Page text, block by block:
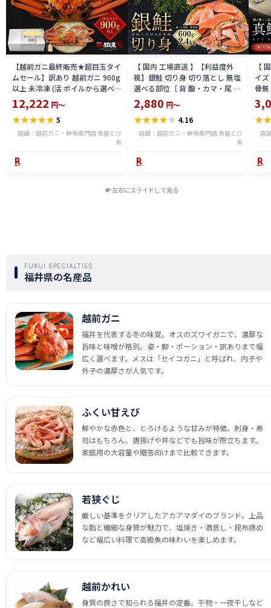
【越前ガニ最終販売★超目玉タイ
ムセール】訳あり 越前ガニ 900g
以上 未冷凍 (活 ボイルから選べ
る) 福井県産 国産 産地直送 脚折
れ 訳ありカニ 越前がに ズワイガ
ニ 越前 かに 送料無料 etz-900w
12,222 円～
★★★★★5
店舗：越前ガニ・鮮魚専門店 魚屋とび
魚
【 国内 工場直送 】【利益度外
視】銀鮭 切り身 切り落とし 無塩
選べる部位［ 背 腹・カマ・尾 ］
600g〜2.4kg 骨取り・骨無し 骨
あり 切り落とし 骨取り・骨無し
切身 ses2301-12ka
2,880 円～
★★★★★ 4.16
店舗：越前ガニ・鮮魚専門店 魚屋とび
魚
【
イ
骨
(真
ライ
★
店
左右にスライドして見る
FUKUI SPECIALTIES
福井県の名産品
越前ガニ
福井を代表する冬の味覚。オスのズワイガニで、濃厚な
旨味と味噌が格別。姿・脚・ポーション・訳ありまで幅
広く選べます。メスは「セイコガニ」と呼ばれ、内子や
外子の濃厚さが人気です。
ふくい甘えび
鮮やかな赤色と、とろけるような甘みが特徴。刺身・寿
司はもちろん、唐揚げや丼などでも旨味が際立ちます。
家庭用の大容量や贈答向けまで比較できます。
若狭ぐじ
厳しい基準をクリアしたアカアマダイのブランド。上品
な脂と繊細な身質が魅力で、塩焼き・酒蒸し・昆布締め
など幅広い料理で高級魚の味わいを楽しめます。
越前かれい
身質の良さで知られる福井の定番。干物・一夜干しなど